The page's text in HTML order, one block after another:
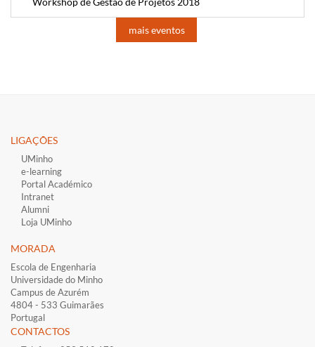
mais eventos
LIGAÇÕES​
UMinho
e-learning
Portal Académico
Intranet
Alumni
Loja UMinho
MORADA
Escola de Engenharia
Universidade do Minho
Campus de Azurém
4804 - 533 Guimarães
Portugal
CONTACTOS